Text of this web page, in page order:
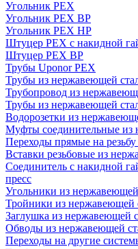
Угольник PEX
Угольник PEX ВР
Угольник PEX НР
Штуцер PEX c накидной
Штуцер PEX ВР
Трубы Uponor PEX
Трубы из нержавеющей
Трубопровод из
Трубы из нержавеющей
Водорозетки из
Муфты соединительные из
Переходы прямые на
Вставки резьбовые из
Соединитель с накидной
пресс
Угольники из
Тройники из нержавеющей
Заглушка из нержавеющей
Обводы из нержавеющей
Переходы на другие